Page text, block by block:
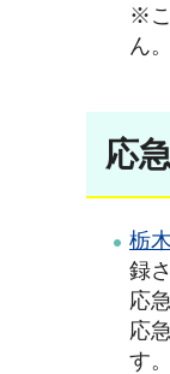
※こ
ん。
応
栃
録
応
応
す